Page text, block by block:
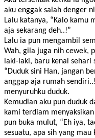
aku enggak salah denger
Lalu katanya, “Kalo kamu
aja sekarang deh..!”
Lalu ia pun mengambil
Wah, gila juga nih cewek,
laki-laki, baru kenal sehari
“Duduk sini Han, jangan
anggap aja rumah
menyuruhku duduk.
Kemudian aku pun duduk
kami terdiam
pun buka mulut, “Eh iya,
sesuatu, apa sih yang mau